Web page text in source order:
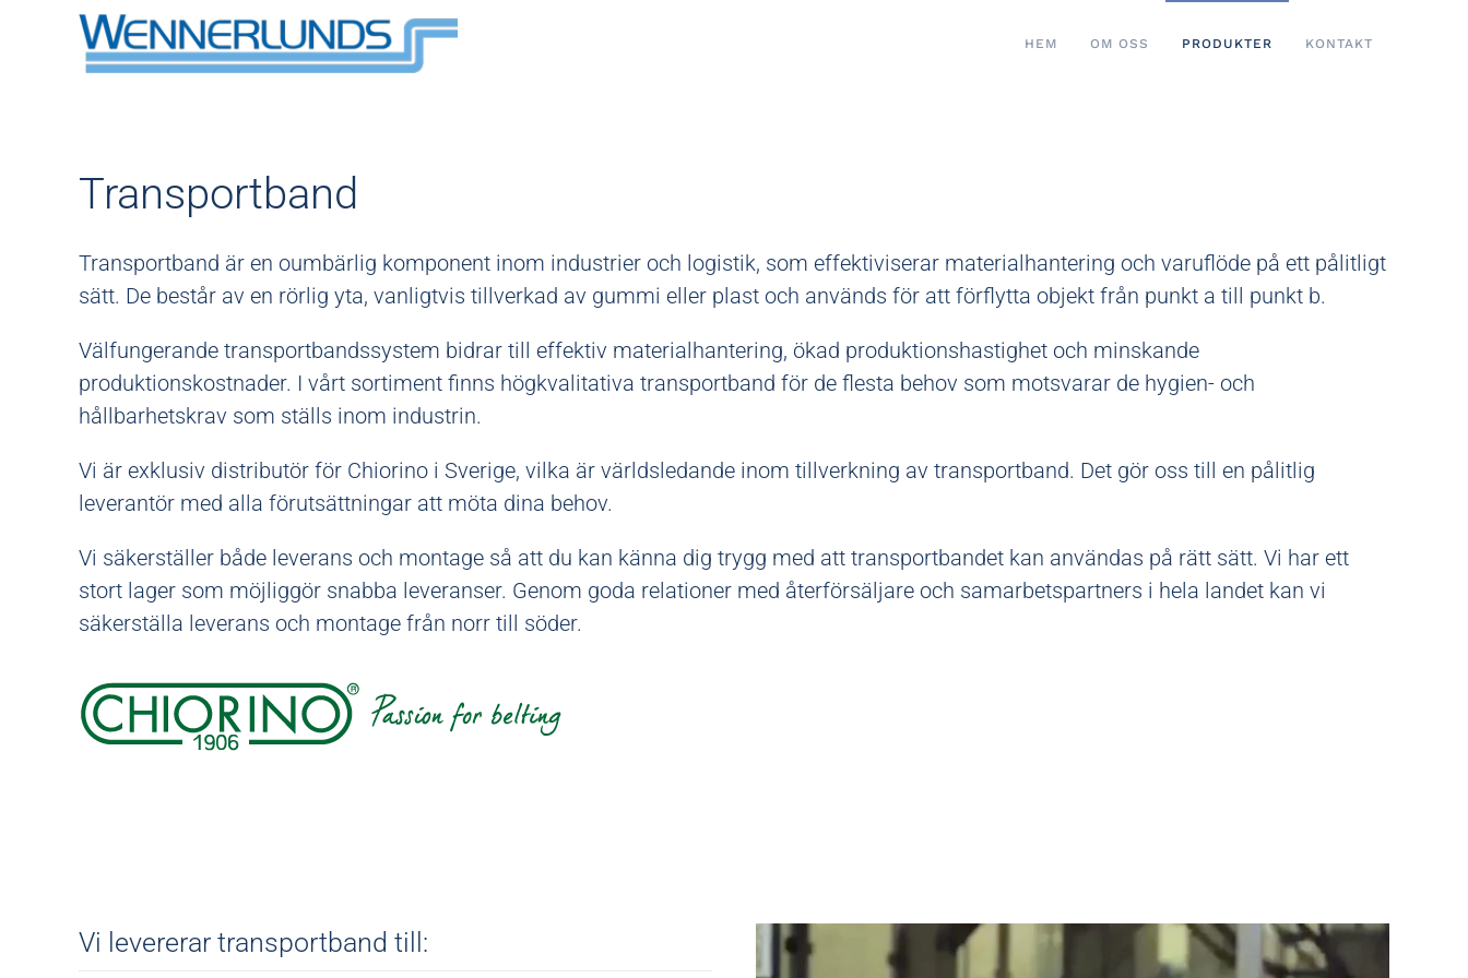
HEM OM OSS PRODUKTER KONTAKT
Transportband
Transportband är en oumbärlig komponent inom industrier och logistik, som effektiviserar materialhantering och varuflöde på ett pålitligt
sätt. De består av en rörlig yta, vanligtvis tillverkad av gummi eller plast och används för att förflytta objekt från punkt a till punkt b.
Välfungerande transportbandssystem bidrar till effektiv materialhantering, ökad produktionshastighet och minskande
produktionskostnader. I vårt sortiment finns högkvalitativa transportband för de flesta behov som motsvarar de hygien- och
hållbarhetskrav som ställs inom industrin.
Vi är exklusiv distributör för Chiorino i Sverige, vilka är världsledande inom tillverkning av transportband. Det gör oss till en pålitlig
leverantör med alla förutsättningar att möta dina behov.
Vi säkerställer både leverans och montage så att du kan känna dig trygg med att transportbandet kan användas på rätt sätt. Vi har ett
stort lager som möjliggör snabba leveranser. Genom goda relationer med återförsäljare och samarbetspartners i hela landet kan vi
säkerställa leverans och montage från norr till söder.
Vi levererar transportband till: